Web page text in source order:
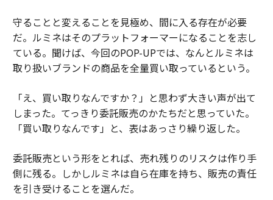
守ることと変えることを見極め、間に入る存在が必要
だ。ルミネはそのプラットフォーマーになることを志し
ている。聞けば、今回のPOP-UPでは、なんとルミネは
取り扱いブランドの商品を全量買い取っているという。
「え、買い取りなんですか？」と思わず大きい声が出て
しまった。てっきり委託販売のかたちだと思っていた。
「買い取りなんです」と、表はあっさり繰り返した。
委託販売という形をとれば、売れ残りのリスクは作り手
側に残る。しかしルミネは自ら在庫を持ち、販売の責任
を引き受けることを選んだ。